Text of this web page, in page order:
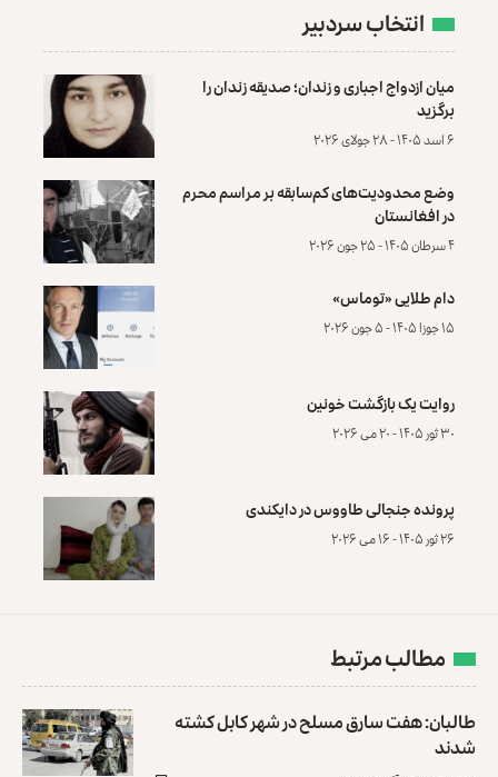
انتخاب سردبیر
میان ازدواج اجباری و زندان؛ صدیقه زندان را
برگزید
۶ اسد ۱۴۰۵ - ۲۸ جولای ۲۰۲۶
وضع محدودیت‌های کم‌سابقه بر مراسم محرم
در افغانستان
۴ سرطان ۱۴۰۵ - ۲۵ جون ۲۰۲۶
دام طلایی «توماس»
۱۵ جوزا ۱۴۰۵ - ۵ جون ۲۰۲۶
روایت یک بازگشت خونین
۳۰ ثور ۱۴۰۵ - ۲۰ می ۲۰۲۶
پرونده‌ جنجالی طاووس در دایکندی
۲۶ ثور ۱۴۰۵ - ۱۶ می ۲۰۲۶
مطالب مرتبط
طالبان: هفت سارق مسلح در شهر کابل کشته
شدند